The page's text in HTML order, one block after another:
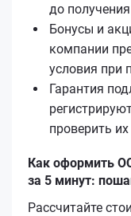
до
Бонусы и
компании
условия при
Гарантия
проверить
Как оформить
за 5 минут:
Рассчитайте